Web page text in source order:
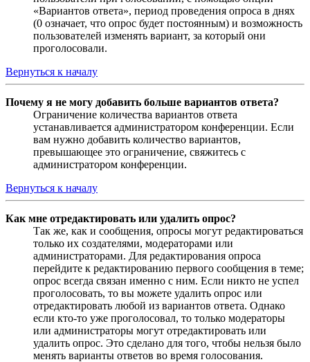
«Вариантов ответа», период проведения опроса в днях
(0 означает, что опрос будет постоянным) и возможность
пользователей изменять вариант, за который они
проголосовали.
Вернуться к началу
Почему я не могу добавить больше вариантов ответа?
Ограничение количества вариантов ответа
устанавливается администратором конференции. Если
вам нужно добавить количество вариантов,
превышающее это ограничение, свяжитесь с
администратором конференции.
Вернуться к началу
Как мне отредактировать или удалить опрос?
Так же, как и сообщения, опросы могут редактироваться
только их создателями, модераторами или
администраторами. Для редактирования опроса
перейдите к редактированию первого сообщения в теме;
опрос всегда связан именно с ним. Если никто не успел
проголосовать, то вы можете удалить опрос или
отредактировать любой из вариантов ответа. Однако
если кто-то уже проголосовал, то только модераторы
или администраторы могут отредактировать или
удалить опрос. Это сделано для того, чтобы нельзя было
менять варианты ответов во время голосования.